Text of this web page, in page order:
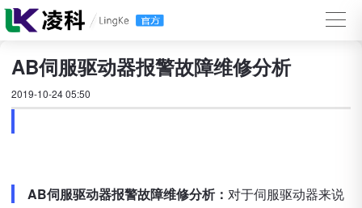
AB伺服驱动器报警故障维修分析
2019-10-24 05:50
AB伺服驱动器报警故障维修分析： 对于伺服驱动器来说